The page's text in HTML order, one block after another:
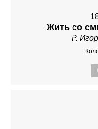
Жить со
Р.